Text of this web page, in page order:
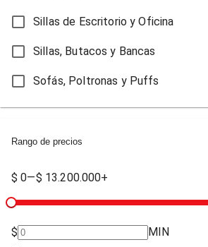
Sillas de Escritorio y Oficina
Sillas, Butacos y Bancas
Sofás, Poltronas y Puffs
Rango de precios
$ 0—$ 13.200.000+
$
MIN